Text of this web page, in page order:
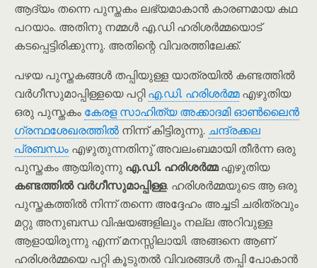
ആദ്യം തന്നെ പുസ്തകം ലഭ്യമാകാൻ കാരണമായ കഥ
പറയാം. അതിനു നമ്മൾ എ.ഡി ഹരിശർമ്മയൊട്
കടപ്പെട്ടിരിക്കുന്നു. അതിന്റെ വിവരത്തിലേക്ക്.
പഴയ പുസ്തകങ്ങൾ തപ്പിയുള്ള യാത്രയിൽ കണ്ടത്തിൽ
വർഗീസുമാപ്പിള്ളയെ പറ്റിഎ.ഡി. ഹരിശർമ്മഎഴുതിയ
ഒരു പുസ്തകം കേരള സാഹിത്യ അക്കാദമി ഓൺലൈൻ
ഗ്രന്ഥശേഖരത്തിൽ നിന്ന് കിട്ടിരുന്നു. ചന്ദ്രക്കല
പ്രബന്ധം എഴുതുന്നതിനു് അവലംബമായി തീർന്ന ഒരു
പുസ്തകം ആയിരുന്നു എ.ഡി. ഹരിശർമ്മഎഴുതിയ
കണ്ടത്തിൽ വർഗീസുമാപ്പിള്ള. ഹരിശർമ്മയുടെ ആ ഒരു
പുസ്തകത്തിൽ നിന്ന് തന്നെ അദ്ദേഹം അച്ചടി ചരിത്രവും
മറ്റു അനുബന്ധ വിഷയങ്ങളിലും നല്ല അറിവുള്ള
ആളായിരുന്നു എന്ന് മനസ്സിലായി. അങ്ങനെ ആണ്
ഹരിശർമ്മയെ പറ്റി കൂടുതൽ വിവരങ്ങൾ തപ്പി പോകാൻ